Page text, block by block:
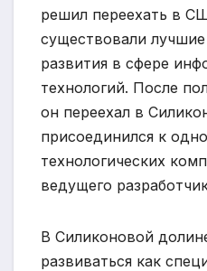
решил переехать в
существовали
развития в сфере
технологий. После
он переехал в
присоединился к
технологических
ведущего
В Силиконовой
развиваться как